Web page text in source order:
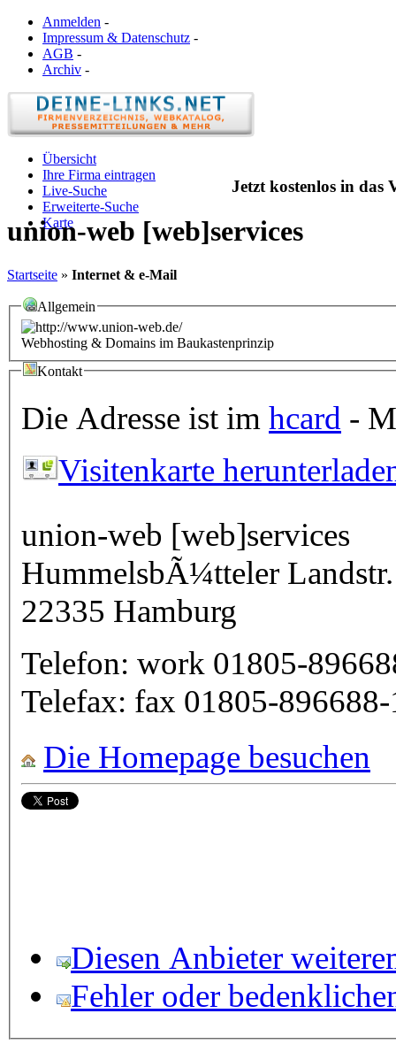
Anmelden -
Impressum & Datenschutz -
AGB -
Archiv -
Übersicht
Ihre Firma eintragen
Live-Suche
Erweiterte-Suche
Karte
Jetzt kostenlos in das
union-web [web]services
Startseite » Internet & e-Mail
Allgemein
Webhosting & Domains im Baukastenprinzip
Kontakt
Die Adresse ist im hcard -
Visitenkarte
union-web [web]services
HummelsbÃ¼tteler
22335 Hamburg
Telefon: work 01805-
Telefax: fax 01805-
Die Homepage besuchen
Diesen Anbieter
Fehler oder